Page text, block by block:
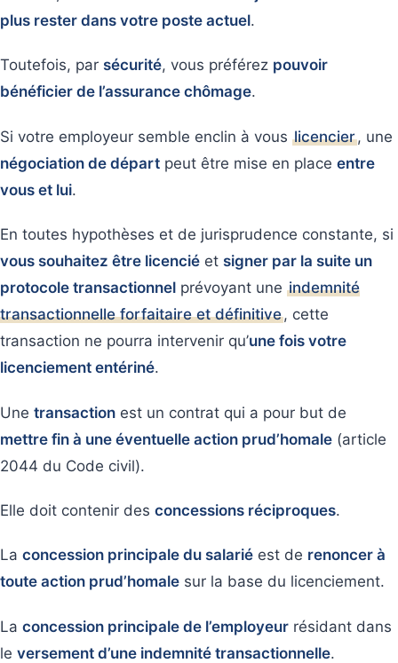
plus rester dans votre poste actuel.
Toutefois, par sécurité, vous préférez pouvoir
bénéficier de l’assurance chômage.
Si votre employeur semble enclin à vous licencier , une
négociation de départ peut être mise en place entre
vous et lui.
En toutes hypothèses et de jurisprudence constante, si
vous souhaitez être licencié et signer par la suite un
protocole transactionnel prévoyant une indemnité
transactionnelle forfaitaire et définitive, cette
transaction ne pourra intervenir qu’une fois votre
licenciement entériné.
Une transaction est un contrat qui a pour but de
mettre fin à une éventuelle action prud’homale (article
2044 du Code civil).
Elle doit contenir des concessions réciproques.
La concession principale du salarié est de renoncer à
toute action prud’homale sur la base du licenciement.
La concession principale de l’employeur résidant dans
le versement d’une indemnité transactionnelle.